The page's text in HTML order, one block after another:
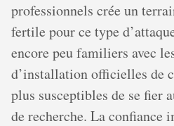
professionnels crée un
fertile pour ce type
encore peu familiers avec
d’installation officielles de
plus susceptibles de se fier
de recherche. La confiance